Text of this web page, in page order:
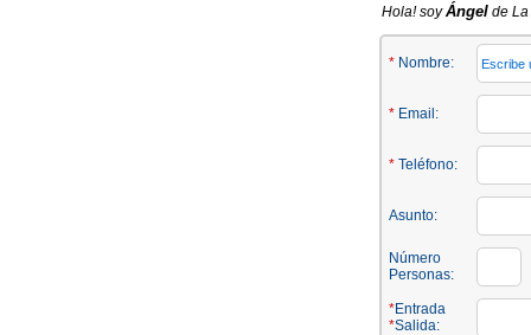
Hola! soyÁngel de
* Nombre:
* Email:
* Teléfono:
Asunto:
Número
Personas:
*Entrada
*Salida: